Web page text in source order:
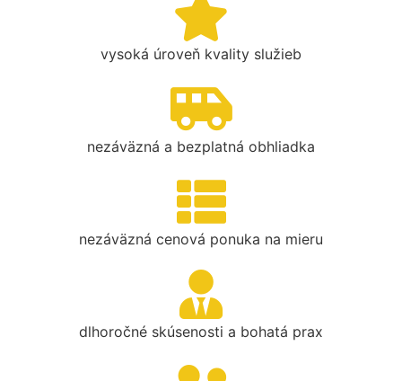
vysoká úroveň kvality služieb
nezáväzná a bezplatná obhliadka
nezáväzná cenová ponuka na mieru
dlhoročné skúsenosti a bohatá prax